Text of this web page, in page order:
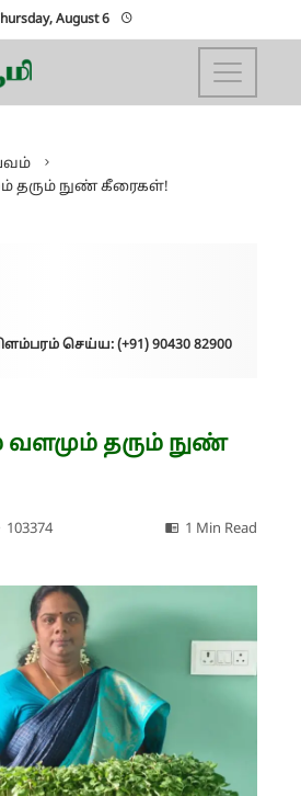
August 6
தரும் நுண் கீரைகள்!
செய்ய: (+91) 90430 82900
வளமும் தரும் நுண்
103374 1 Min Read